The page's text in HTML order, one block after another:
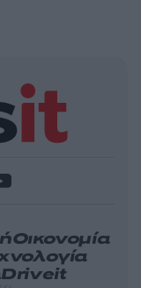
Οικονομία
Driveit